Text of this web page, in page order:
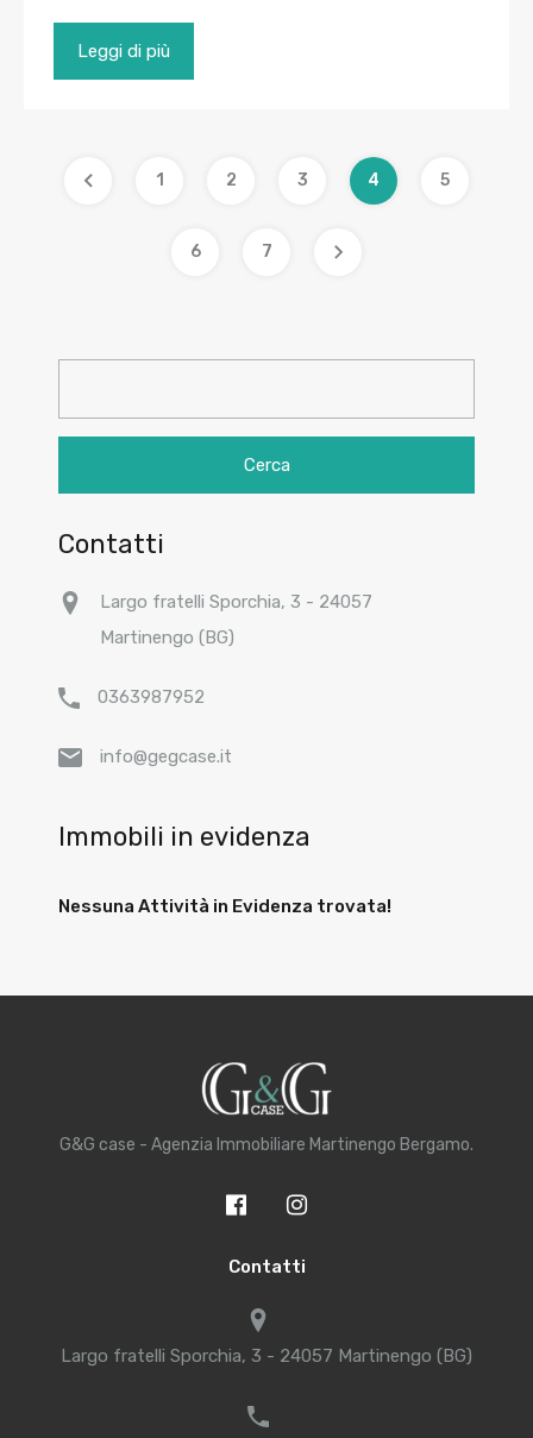
Leggi di più
1 2 3 4 5
6 7
Contatti
Largo fratelli Sporchia, 3 - 24057
Martinengo (BG)
0363987952
info@gegcase.it
Immobili in evidenza
Nessuna Attività in Evidenza trovata!
G&G case - Agenzia Immobiliare Martinengo Bergamo.
Contatti
Largo fratelli Sporchia, 3 - 24057 Martinengo (BG)